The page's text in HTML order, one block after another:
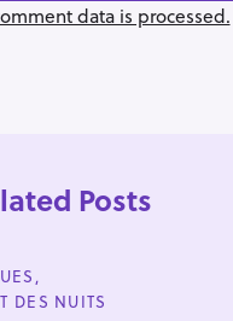
data is processed.
Posts
DES NUITS